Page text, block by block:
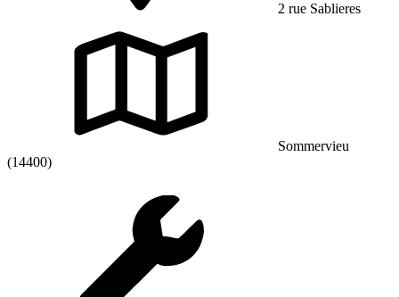
2 rue Sablieres
Sommervieu
(14400)